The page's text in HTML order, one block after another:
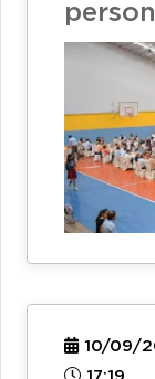
10/09/
17:19